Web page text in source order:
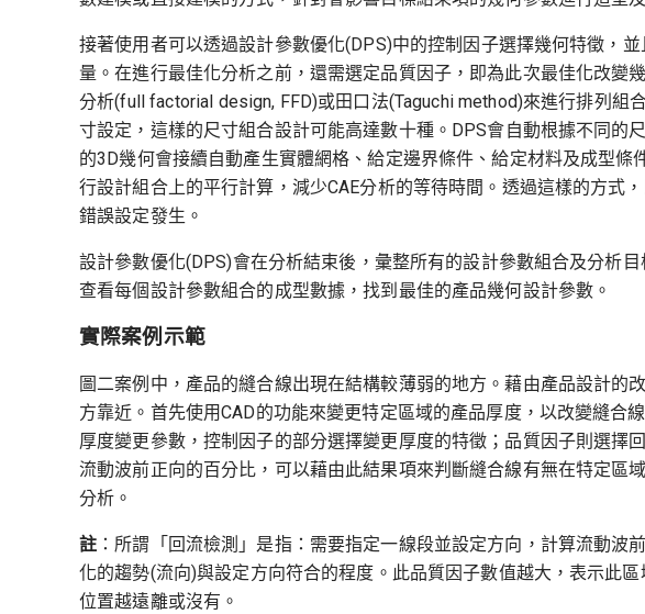
接著使用者可以透過設計參數優化(DPS)中的控制因子選擇幾何特徵，
量。在進行最佳化分析之前，還需選定品質因子，即為此次最佳化改變
分析(full factorial design, FFD)或田口法(Taguchi method)來進行排列組
寸設定，這樣的尺寸組合設計可能高達數十種。DPS會自動根據不同的
的3D幾何會接續自動產生實體網格、給定邊界條件、給定材料及成型條
行設計組合上的平行計算，減少CAE分析的等待時間。透過這樣的方式
錯誤設定發生。
設計參數優化(DPS)會在分析結束後，彙整所有的設計參數組合及分析
查看每個設計參數組合的成型數據，找到最佳的產品幾何設計參數。
實際案例示範
圖二案例中，產品的縫合線出現在結構較薄弱的地方。藉由產品設計的
方靠近。首先使用CAD的功能來變更特定區域的產品厚度，以改變縫合
厚度變更參數，控制因子的部分選擇變更厚度的特徵；品質因子則選擇
流動波前正向的百分比，可以藉由此結果項來判斷縫合線有無在特定區
分析。
註 ：所謂「回流檢測」是指：需要指定一線段並設定方向，計算流動波
化的趨勢(流向)與設定方向符合的程度。此品質因子數值越大，表示此
位置越遠離或沒有。